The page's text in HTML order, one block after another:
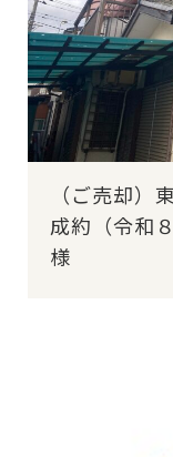
（ご売却）
成約（令
様